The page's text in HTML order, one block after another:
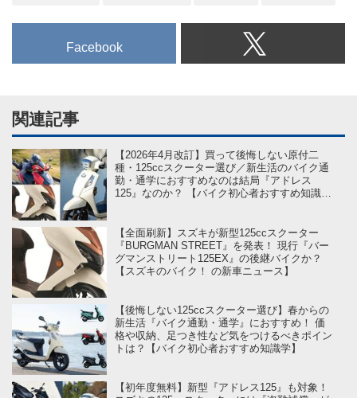
Facebook
関連記事
【2026年4月改訂】買って後悔しない原付二
種・125ccスクーター選び／新生活のバイク通
勤・通学におすすめなのは結局『アドレス
125』なのか？ 【バイク初心者おすすめ知識学
【全面刷新】スズキが新型125ccスクーター
『BURGMAN STREET』を発表！ 現行『バー
グマンストリート125EX』の後継バイクか？
【スズキのバイク！ の新車ニュース】
【後悔しない125ccスクーター選び】春からの
新生活『バイク通勤・通学』におすすめ！ 価
格や収納、足つき性など気をつけるべきポイン
トは？【バイク初心者おすすめ知識学】
【初年度無料】新型『アドレス125』も対象！